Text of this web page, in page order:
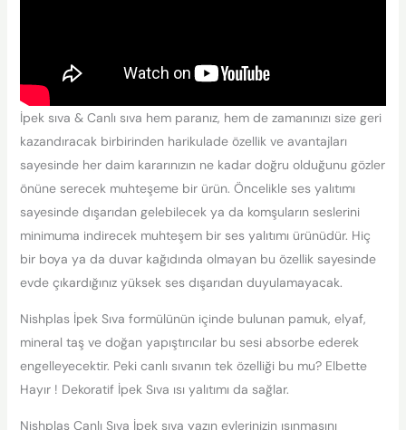
İpek sıva & Canlı sıva hem paranız, hem de zamanınızı size geri
kazandıracak birbirinden harikulade özellik ve avantajları
sayesinde her daim kararınızın ne kadar doğru olduğunu gözler
önüne serecek muhteşeme bir ürün. Öncelikle ses yalıtımı
sayesinde dışarıdan gelebilecek ya da komşuların seslerini
minimuma indirecek muhteşem bir ses yalıtımı ürünüdür. Hiç
bir boya ya da duvar kağıdında olmayan bu özellik sayesinde
evde çıkardığınız yüksek ses dışarıdan duyulamayacak.
Nishplas İpek Sıva formülünün içinde bulunan pamuk, elyaf,
mineral taş ve doğan yapıştırıcılar bu sesi absorbe ederek
engelleyecektir. Peki canlı sıvanın tek özelliği bu mu? Elbette
Hayır ! Dekoratif İpek Sıva ısı yalıtımı da sağlar.
Nishplas Canlı Sıva İpek sıva yazın evlerinizin ısınmasını